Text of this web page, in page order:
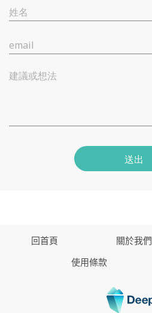
姓名
email
建議或想法
送出
回首頁 關於我們
使用條款